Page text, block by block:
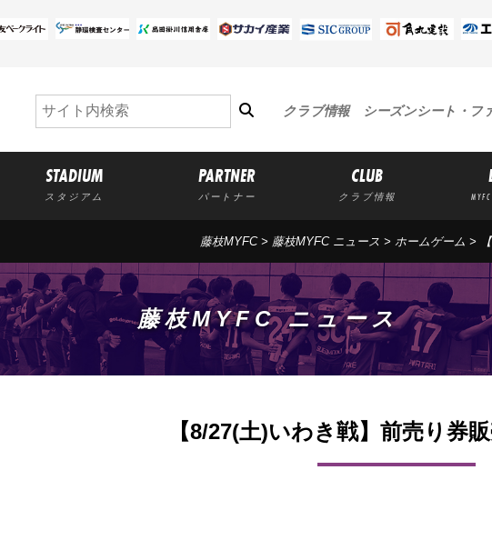
クラブ情報 シーズンシート・フ
STADIUM
スタジアム
PARTNER
パートナー
CLUB
クラブ情報
藤枝MYFC> 藤枝MYFC ニュース > ホームゲーム >
藤枝MYFC ニュース
【8/27(土)いわき戦】前売り券